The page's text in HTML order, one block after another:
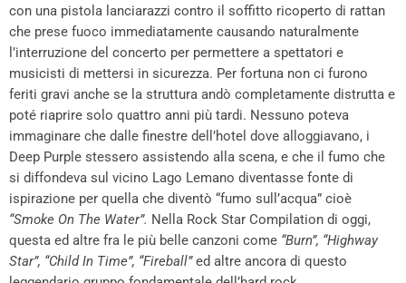
con una pistola lanciarazzi contro il soffitto ricoperto di rattan
che prese fuoco immediatamente causando naturalmente
l’interruzione del concerto per permettere a spettatori e
musicisti di mettersi in sicurezza. Per fortuna non ci furono
feriti gravi anche se la struttura andò completamente distrutta e
poté riaprire solo quattro anni più tardi. Nessuno poteva
immaginare che dalle finestre dell’hotel dove alloggiavano, i
Deep Purple stessero assistendo alla scena, e che il fumo che
si diffondeva sul vicino Lago Lemano diventasse fonte di
ispirazione per quella che diventò “fumo sull’acqua” cioè
“Smoke On The Water”. Nella Rock Star Compilation di oggi,
questa ed altre fra le più belle canzoni come “Burn”, “Highway
Star”, “Child In Time”, “Fireball”ed altre ancora di questo